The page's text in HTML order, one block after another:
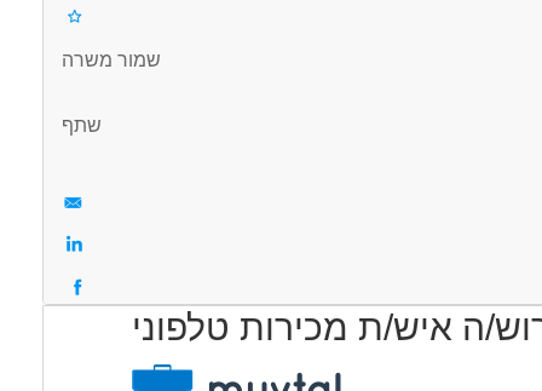
שמור משרה
שתף
ה איש/ת מכירות טלפוני